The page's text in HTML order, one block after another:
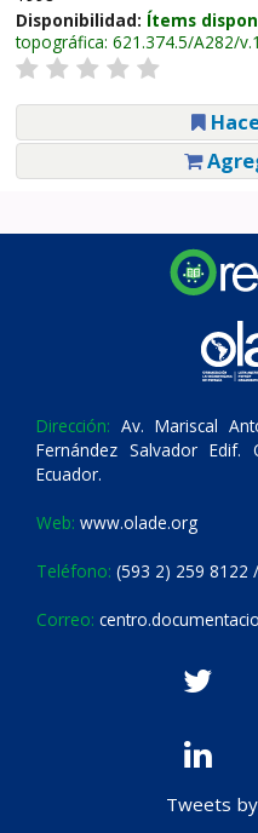
Disponibilidad: Ítems
topográfica: 621.374.5/A282/
Dirección: Av. Mariscal
Fernández Salvador
Ecuador.
Web: www.olade.org
Teléfono: (593 2) 259 8122
Correo:
Tweets